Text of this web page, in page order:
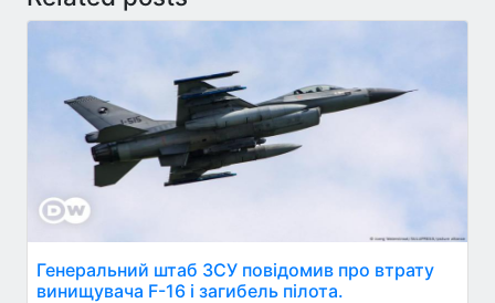
Генеральний штаб ЗСУ повідомив про втрату
винищувача F-16 і загибель пілота.